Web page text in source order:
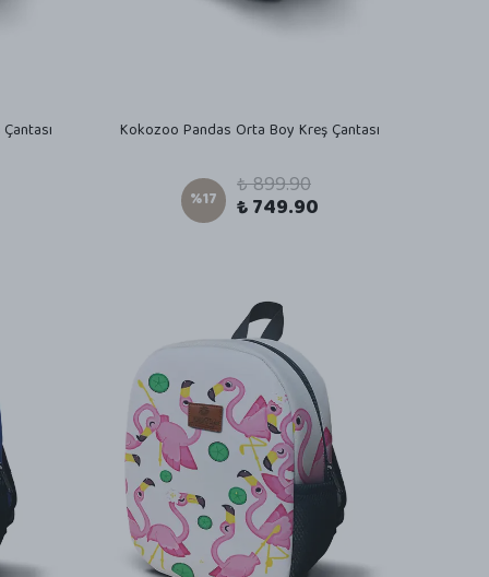
Kokozoo Pandas Orta Boy Kreş Çantası
%17 ₺ 899.90
₺ 749.90